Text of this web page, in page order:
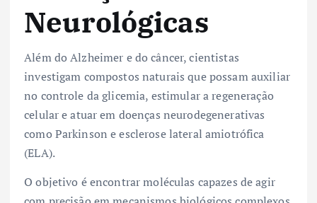
Neurológicas
Além do Alzheimer e do câncer, cientistas
investigam compostos naturais que possam auxiliar
no controle da glicemia, estimular a regeneração
celular e atuar em doenças neurodegenerativas
como Parkinson e esclerose lateral amiotrófica
(ELA).
O objetivo é encontrar moléculas capazes de agir